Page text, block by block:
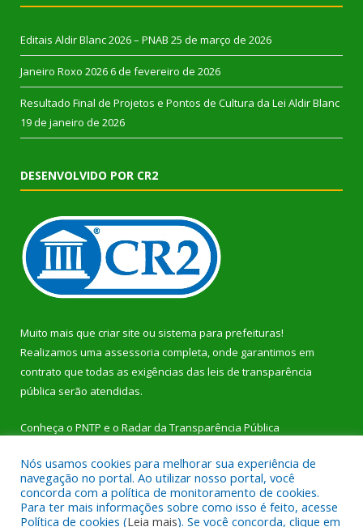
Editais Aldir Blanc 2026 – PNAB 25 de março de 2026
Janeiro Roxo 2026 6 de fevereiro de 2026
Resultado Final de Projetos e Pontos de Cultura da Lei Aldir Blanc
19 de janeiro de 2026
DESENVOLVIDO POR CR2
Muito mais que criar site ou sistema para prefeituras!
Realizamos uma assessoria completa, onde garantimos em
contrato que todas as exigências das leis de transparência
pública serão atendidas.
Conheça o PNTP e o Radar da Transparência Pública
Todos os direitos reservados a Prefeitura Municipal de Dom
Nós usamos cookies para melhorar sua experiência de
navegação no portal. Ao utilizar nosso portal, você
concorda com a política de monitoramento de cookies.
Para ter mais informações sobre como isso é feito, acesse
Política de cookies (Leia mais). Se você concorda, clique em